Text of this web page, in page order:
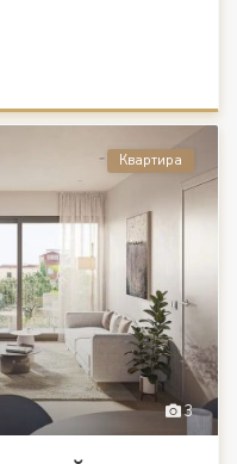
3
Квартира